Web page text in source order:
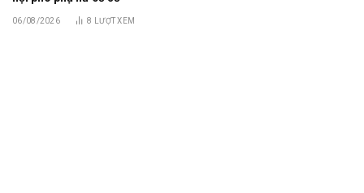
06/08/2026 8 LƯỢT XEM